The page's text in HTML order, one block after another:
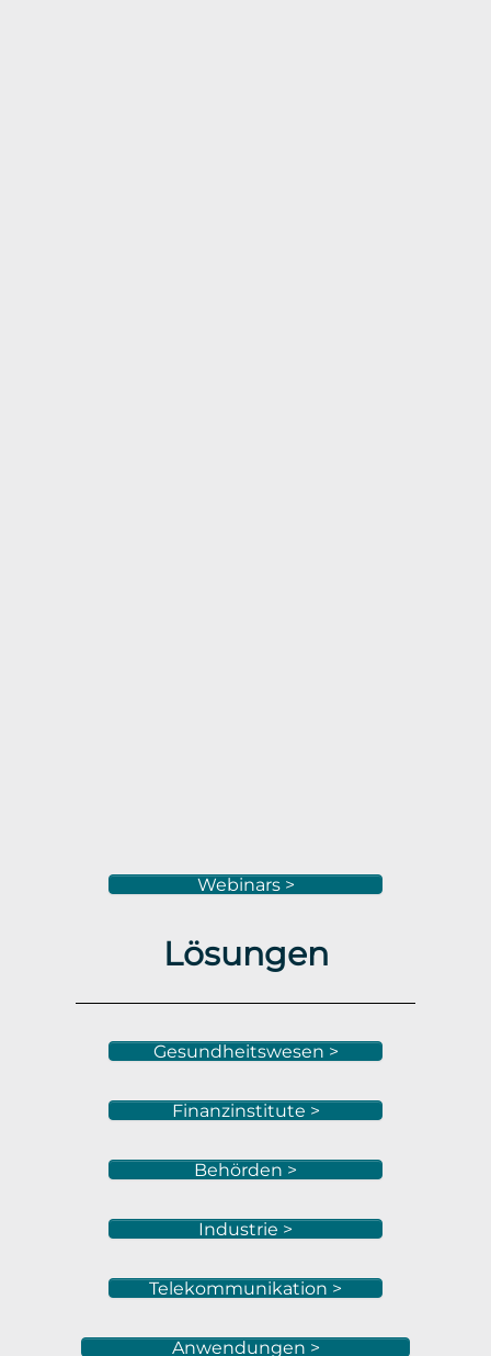
Webinars >
Lösungen
Gesundheitswesen >
Finanzinstitute >
Behörden >
Industrie >
Telekommunikation >
Anwendungen >